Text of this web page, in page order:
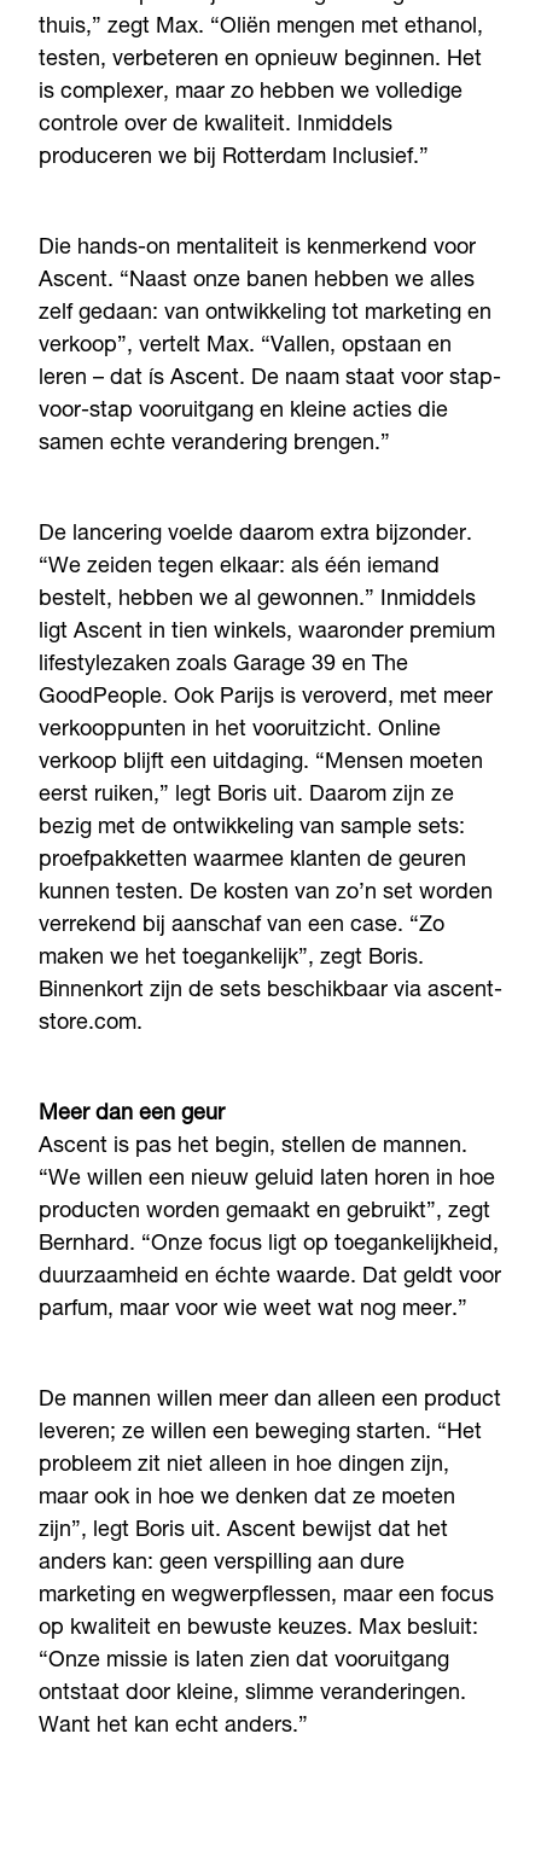
thuis,” zegt Max. “Oliën mengen met ethanol,
testen, verbeteren en opnieuw beginnen. Het
is complexer, maar zo hebben we volledige
controle over de kwaliteit. Inmiddels
produceren we bij Rotterdam Inclusief.”
Die hands-on mentaliteit is kenmerkend voor
Ascent. “Naast onze banen hebben we alles
zelf gedaan: van ontwikkeling tot marketing en
verkoop”, vertelt Max. “Vallen, opstaan en
leren – dat ís Ascent. De naam staat voor stap-
voor-stap vooruitgang en kleine acties die
samen echte verandering brengen.”
De lancering voelde daarom extra bijzonder.
“We zeiden tegen elkaar: als één iemand
bestelt, hebben we al gewonnen.” Inmiddels
ligt Ascent in tien winkels, waaronder premium
lifestylezaken zoals Garage 39 en The
GoodPeople. Ook Parijs is veroverd, met meer
verkooppunten in het vooruitzicht. Online
verkoop blijft een uitdaging. “Mensen moeten
eerst ruiken,” legt Boris uit. Daarom zijn ze
bezig met de ontwikkeling van sample sets:
proefpakketten waarmee klanten de geuren
kunnen testen. De kosten van zo’n set worden
verrekend bij aanschaf van een case. “Zo
maken we het toegankelijk”, zegt Boris.
Binnenkort zijn de sets beschikbaar via ascent-
store.com.
Meer dan een geur
Ascent is pas het begin, stellen de mannen.
“We willen een nieuw geluid laten horen in hoe
producten worden gemaakt en gebruikt”, zegt
Bernhard. “Onze focus ligt op toegankelijkheid,
duurzaamheid en échte waarde. Dat geldt voor
parfum, maar voor wie weet wat nog meer.”
De mannen willen meer dan alleen een product
leveren; ze willen een beweging starten. “Het
probleem zit niet alleen in hoe dingen zijn,
maar ook in hoe we denken dat ze moeten
zijn”, legt Boris uit. Ascent bewijst dat het
anders kan: geen verspilling aan dure
marketing en wegwerpflessen, maar een focus
op kwaliteit en bewuste keuzes. Max besluit:
“Onze missie is laten zien dat vooruitgang
ontstaat door kleine, slimme veranderingen.
Want het kan echt anders.”